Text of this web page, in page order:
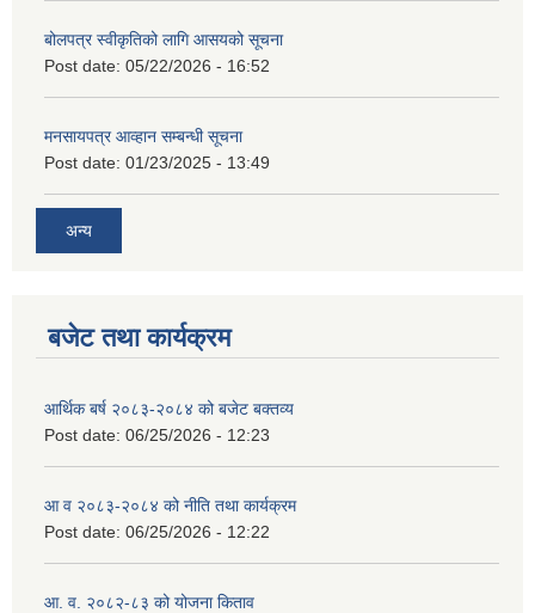
बोलपत्र स्वीकृतिको लागि आसयको सूचना
Post date: 05/22/2026 - 16:52
मनसायपत्र आव्हान सम्बन्धी सूचना
Post date: 01/23/2025 - 13:49
अन्य
बजेट तथा कार्यक्रम
आर्थिक बर्ष २०८३-२०८४ को बजेट बक्तव्य
Post date: 06/25/2026 - 12:23
आ व २०८३-२०८४ को नीति तथा कार्यक्रम
Post date: 06/25/2026 - 12:22
आ. व. २०८२-८३ को योजना किताव